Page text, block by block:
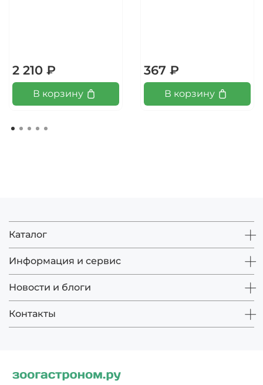
2 210 ₽
В корзину
367 ₽
В корзину
Каталог
Информация и сервис
Новости и блоги
Контакты